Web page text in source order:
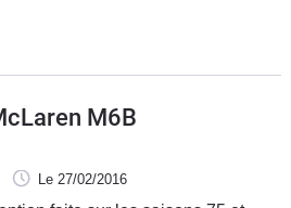
M6B
Le 27/02/2016